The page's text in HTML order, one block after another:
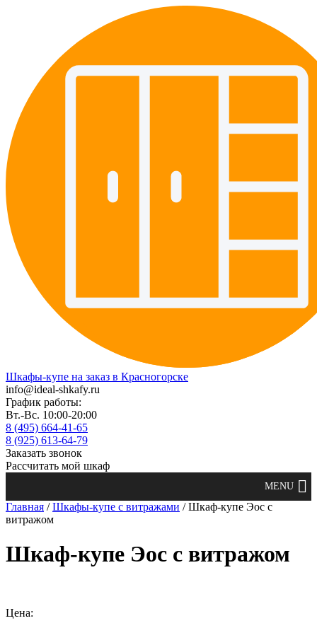
Шкафы-купе на заказ в Красногорске
info@ideal-shkafy.ru
График работы:
Вт.-Вс. 10:00-20:00
8 (495) 664-41-65
8 (925) 613-64-79
Заказать звонок
Рассчитать мой шкаф
Главная /Шкафы-купе с витражами / Шкаф-купе Эос с
витражом
Шкаф-купе Эос с витражом
Цена: